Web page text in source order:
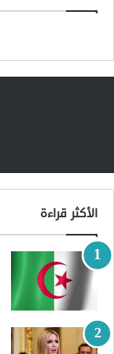
الأكثر قراءة